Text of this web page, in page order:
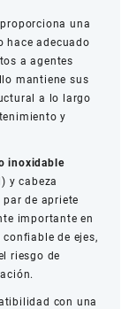
una
hace adecuado
a agentes
mantiene sus
a lo largo
y
inoxidable
y cabeza
de apriete
importante en
de ejes,
riesgo de
con una